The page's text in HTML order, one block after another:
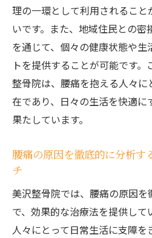
腰痛治療の鍵は早期の対
的な施術法
早期治療がもたらす
美沢整骨院による迅
腰痛の初期症状を見
クポイント
整骨院での早期治療が
最新施術法での速や
専門スタッフによる腰痛
の信頼される理由
専門性が高いスタッ
理の一環として利用されるこ
いです。また、地域住民との
を通じて、個々の健康状態や
トを提供することが可能です
整骨院は、腰痛を抱える人々
在であり、日々の生活を快適に
果たしています。
腰痛の原因を徹底的に分析す
チ
美沢整骨院では、腰痛の原因を
で、効果的な治療法を提供して
人々にとって日常生活に支障